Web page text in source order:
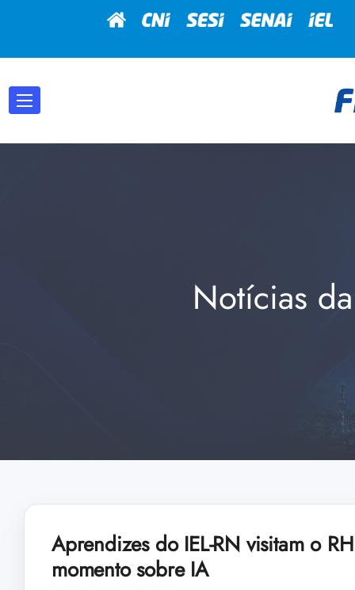
Notícias
Aprendizes do IEL-RN visitam o
momento sobre IA